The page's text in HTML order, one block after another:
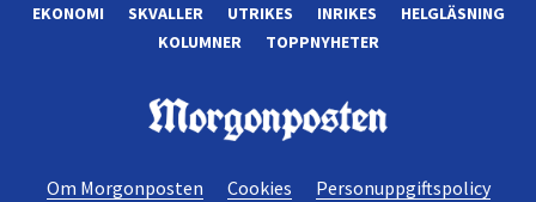
EKONOMI SKVALLER UTRIKES INRIKES
HELGLÄSNING
KOLUMNER
TOPPNYHETER
Om Morgonposten Cookies Personuppgiftspolicy